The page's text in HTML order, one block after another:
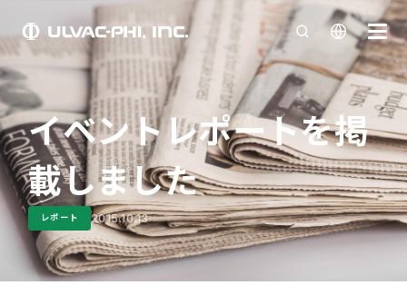
イベントレポートを掲
載しました
レポート 2015.10.13